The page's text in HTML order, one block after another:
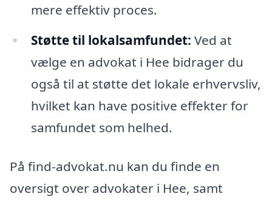
mere effektiv proces.
Støtte til lokalsamfundet: Ved at
vælge en advokat i Hee bidrager du
også til at støtte det lokale erhvervsliv,
hvilket kan have positive effekter for
samfundet som helhed.
På find-advokat.nu kan du finde en
oversigt over advokater i Hee, samt